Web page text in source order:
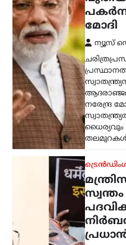
ന്യൂസ്
തുടർന്ന്
ധർമ്മേന്ദ്ര